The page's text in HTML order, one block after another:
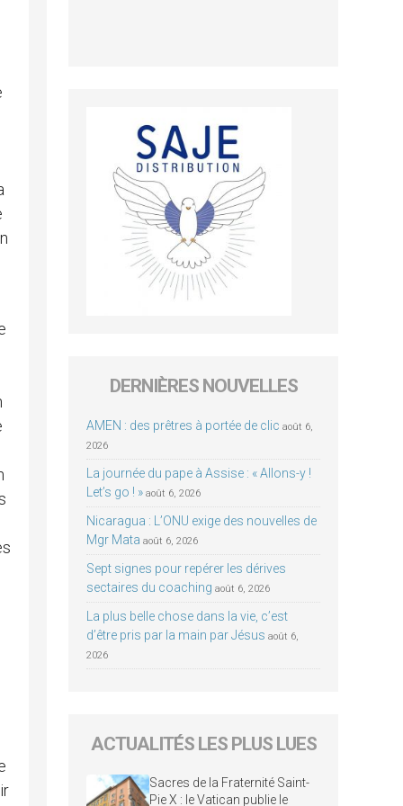
DERNIÈRES NOUVELLES
AMEN : des prêtres à portée de clic août 6,
2026
La journée du pape à Assise : « Allons-y !
Let’s go ! » août 6, 2026
Nicaragua : L’ONU exige des nouvelles de
Mgr Mata août 6, 2026
Sept signes pour repérer les dérives
sectaires du coaching août 6, 2026
La plus belle chose dans la vie, c’est
d’être pris par la main par Jésus août 6,
2026
ACTUALITÉS LES PLUS LUES
Sacres de la Fraternité Saint-
Pie X : le Vatican publie le